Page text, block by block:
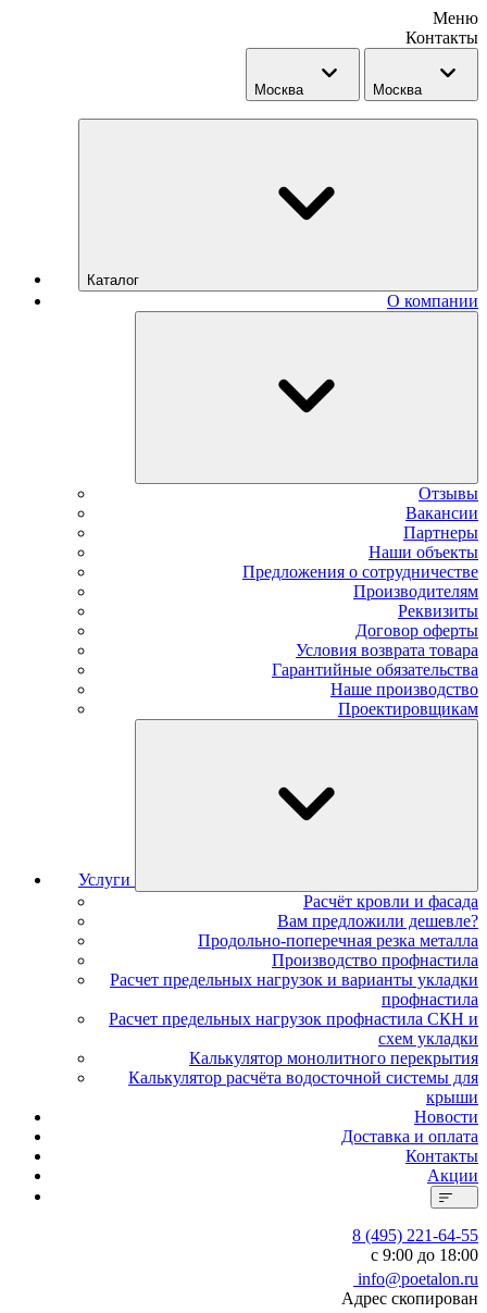
Меню
Контакты
Москва Москва
Каталог
О компании
Отзывы
Вакансии
Партнеры
Наши объекты
Предложения о сотрудничестве
Производителям
Реквизиты
Договор оферты
Условия возврата товара
Гарантийные обязательства
Наше производство
Проектировщикам
Услуги
Расчёт кровли и фасада
Вам предложили дешевле?
Продольно-поперечная резка металла
Производство профнастила
Расчет предельных нагрузок и варианты укладки
профнастила
Расчет предельных нагрузок профнастила СКН и
схем укладки
Калькулятор монолитного перекрытия
Калькулятор расчёта водосточной системы для
крыши
Новости
Доставка и оплата
Контакты
Акции
8 (495) 221-64-55
с 9:00 до 18:00
info@poetalon.ru
Адрес скопирован